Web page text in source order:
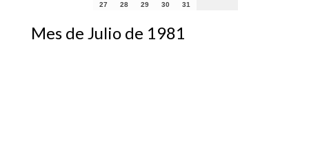
27
28 29 30 31
Mes de Julio de 1981